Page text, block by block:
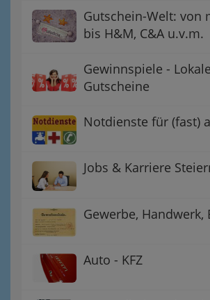
Gutschein-Welt: von
bis H&M, C&A u.v.m.
Gewinnspiele - Lokale
Gutscheine
Notdienste für (fast)
Jobs & Karriere
Gewerbe, Handwerk,
Auto - KFZ